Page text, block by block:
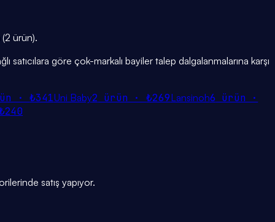
(2 ürün).
satıcılara göre çok-markalı bayiler talep dalgalanmalarına karşı
·₺341Uni Baby2 ürün ·₺269Lansinoh6 ürün ·
satış yapıyor.